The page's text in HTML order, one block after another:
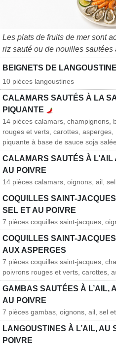
Les plats de fruits de mer sont
riz sauté ou de nouilles sautées
BEIGNETS DE
10 pièces langoustines
CALAMARS SAUTÉS À LA
PIQUANTE
14 pièces calamars, champignons,
rouges et verts, carottes,
piquante à base de sauce soja
CALAMARS SAUTÉS À L’AIL
AU POIVRE
14 pièces calamars, oignons, ail,
COQUILLES SAINT-
SEL ET AU POIVRE
7 pièces coquilles saint-jacques,
COQUILLES SAINT-
AUX ASPERGES
7 pièces coquilles saint-jacques,
poivrons rouges et verts, carottes,
GAMBAS SAUTÉES À L’AIL,
AU POIVRE
7 pièces gambas, oignons, ail, sel
LANGOUSTINES À L’AIL, AU
POIVRE